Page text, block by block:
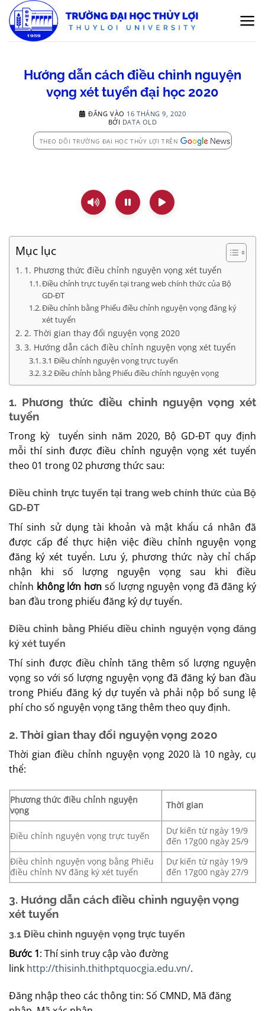
qua
nội
Hướng dẫn cách điều chỉnh nguyện
vọng xét tuyển đại học 2020
ĐĂNG VÀO 16 THÁNG 9, 2020
BỞI DATA OLD
THEO DÕI TRƯỜNG ĐẠI HỌC THỦY LỢI TRÊN
Mục lục
1. Phương thức điều chỉnh nguyện vọng xét tuyển
Điều chỉnh trực tuyến tại trang web chính thức của Bộ
GD-ĐT
Điều chỉnh bằng Phiếu điều chỉnh nguyện vọng đăng ký
xét tuyển
2. Thời gian thay đổi nguyện vọng 2020
3. Hướng dẫn cách điều chỉnh nguyện vọng xét tuyển
3.1 Điều chỉnh nguyện vọng trực tuyến
3.2 Điều chỉnh bằng Phiếu điều chỉnh nguyện vọng
1. Phương thức điều chỉnh nguyện vọng xét
tuyển
Trong kỳ tuyển sinh năm 2020, Bộ GD-ĐT quy định
mỗi thí sinh được điều chỉnh nguyện vọng xét tuyển
theo 01 trong 02 phương thức sau:
Điều chỉnh trực tuyến tại trang web chính thức của Bộ
GD-ĐT
Thí sinh sử dụng tài khoản và mật khẩu cá nhân đã
được cấp để thực hiện việc điều chỉnh nguyện vọng
đăng ký xét tuyển. Lưu ý, phương thức này chỉ chấp
nhận khi số lượng nguyện vọng sau khi điều
chỉnh không lớn hơn số lượng nguyện vọng đã đăng ký
ban đầu trong phiếu đăng ký dự tuyển.
Điều chỉnh bằng Phiếu điều chỉnh nguyện vọng đăng
ký xét tuyển
Thí sinh được điều chỉnh tăng thêm số lượng nguyện
vọng so với số lượng nguyện vọng đã đăng ký ban đầu
trong Phiếu đăng ký dự tuyển và phải nộp bổ sung lệ
phí cho số nguyện vọng tăng thêm theo quy định.
2. Thời gian thay đổi nguyện vọng 2020
Thời gian điều chỉnh nguyện vọng 2020 là 10 ngày, cụ
thể:
Phương thức điều chỉnh nguyện
vọng
Thời gian
Điều chỉnh nguyện vọng trực tuyến
Dự kiến từ ngày 19/9
đến 17g00 ngày 25/9
Điều chỉnh nguyện vọng bằng Phiếu
điều chỉnh NV đăng ký xét tuyển
Dự kiến từ ngày 19/9
đến 17g00 ngày 27/9
3. Hướng dẫn cách điều chỉnh nguyện vọng
xét tuyển
3.1 Điều chỉnh nguyện vọng trực tuyến
Bước 1: Thí sinh truy cập vào đường
link http://thisinh.thithptquocgia.edu.vn/.
Đăng nhập theo các thông tin: Số CMND, Mã đăng